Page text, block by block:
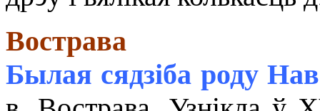
Вострава
Былая сядзіба роду